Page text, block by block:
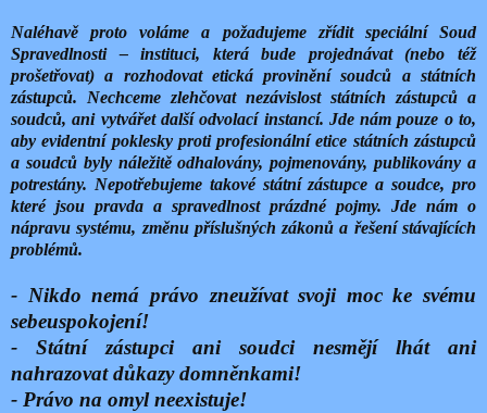
Naléhavě proto voláme a požadujeme zřídit speciální Soud
Spravedlnosti – instituci, která bude projednávat (nebo též
prošetřovat) a rozhodovat etická provinění soudců a státních
zástupců. Nechceme zlehčovat nezávislost státních zástupců a
soudců, ani vytvářet další odvolací instancí. Jde nám pouze o to,
aby evidentní poklesky proti profesionální etice státních zástupců
a soudců byly náležitě odhalovány, pojmenovány, publikovány a
potrestány. Nepotřebujeme takové státní zástupce a soudce, pro
které jsou pravda a spravedlnost prázdné pojmy. Jde nám o
nápravu systému, změnu příslušných zákonů a řešení stávajících
problémů.
- Nikdo nemá právo zneužívat svoji moc ke svému
sebeuspokojení!
- Státní zástupci ani soudci nesmějí lhát ani
nahrazovat důkazy domněnkami!
- Právo na omyl neexistuje!